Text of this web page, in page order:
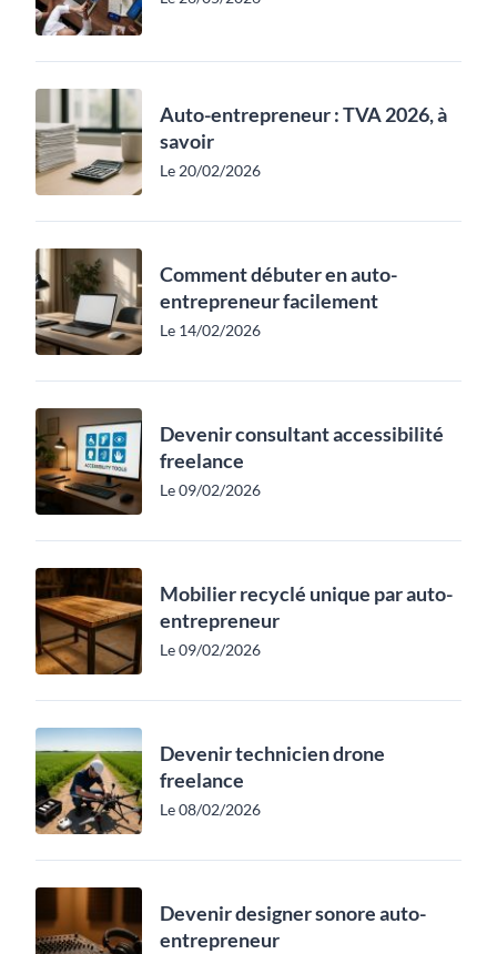
Auto-entrepreneur : TVA 2026, à
savoir
Le 20/02/2026
Comment débuter en auto-
entrepreneur facilement
Le 14/02/2026
Devenir consultant accessibilité
freelance
Le 09/02/2026
Mobilier recyclé unique par auto-
entrepreneur
Le 09/02/2026
Devenir technicien drone
freelance
Le 08/02/2026
Devenir designer sonore auto-
entrepreneur